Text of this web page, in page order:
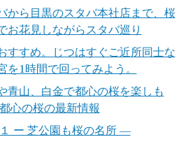
から目黒のスタバ本社店まで、桜
お花見しながらスタバ巡り
すすめ。じつはすぐご近所同士な
を1時間で回ってみよう。
青山、白金で都心の桜を楽しも
心の桜の最新情報
ー 芝公園も桜の名所 ―